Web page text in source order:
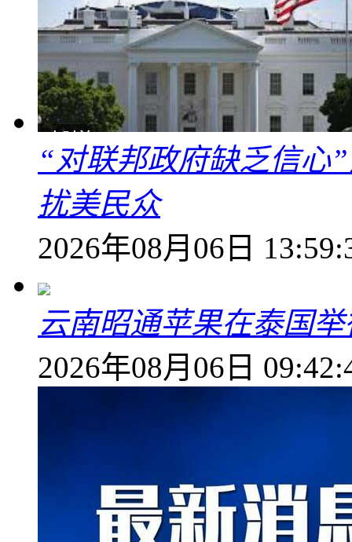
“对联邦政府缺乏信心
扰美民众
2026年08月06日
云南昭通苹果在泰国
2026年08月06日